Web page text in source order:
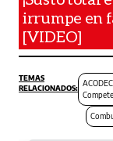
irrumpe en
[VIDEO]